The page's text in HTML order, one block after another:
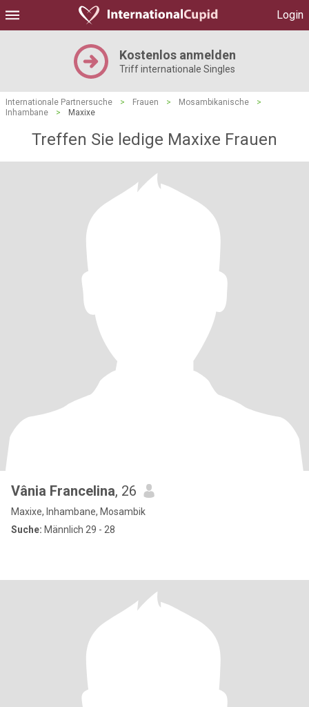
Login
Kostenlos anmelden
Triff internationale Singles
Internationale Partnersuche > Frauen > Mosambikanische
>
Inhambane
> Maxixe
Treffen Sie ledige Maxixe Frauen
Vânia Francelina, 26
Maxixe, Inhambane, Mosambik
Suche: Männlich 29 - 28